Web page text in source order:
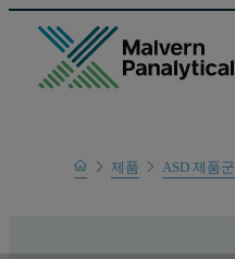
Home제품
제품 범위
ASD 제품군